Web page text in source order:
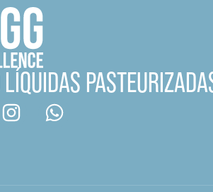
LÍQUIDAS